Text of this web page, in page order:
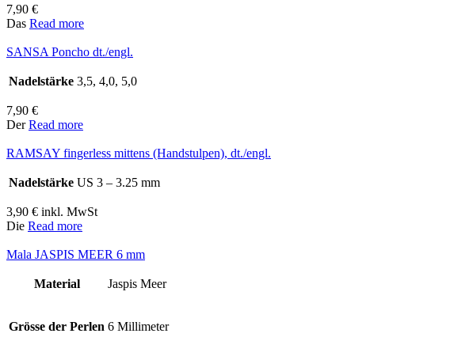
7,90 €
Das Read more
SANSA Poncho dt./engl.
Nadelstärke 3,5, 4,0, 5,0
7,90 €
DerRead more
RAMSAY fingerless mittens (Handstulpen), dt./engl.
Nadelstärke US 3 – 3.25 mm
3,90 € inkl. MwSt
Die Read more
Mala JASPIS MEER 6 mm
Material Jaspis Meer
Grösse der Perlen 6 Millimeter